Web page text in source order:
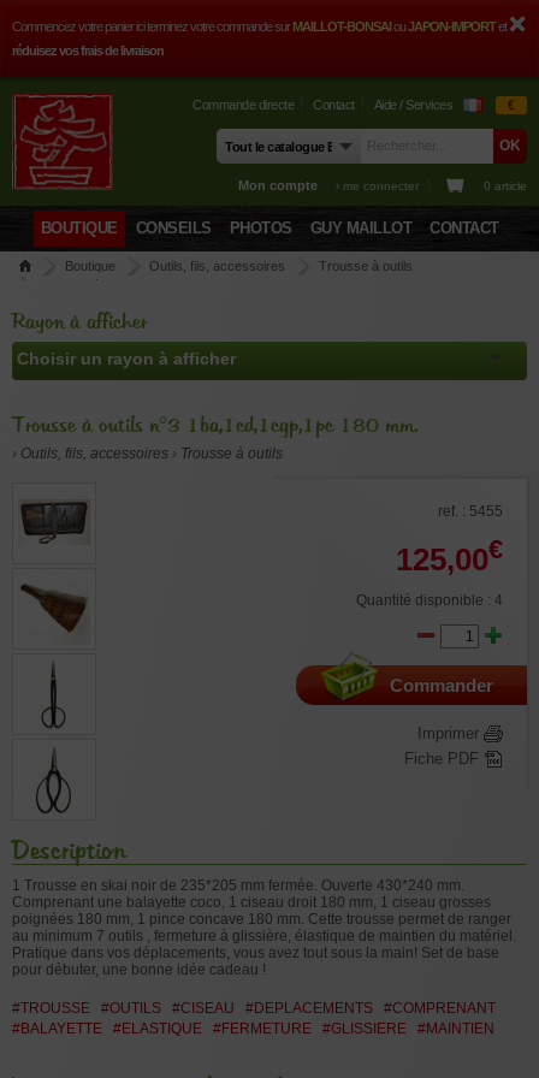
Commencez votre panier ici terminez votre commande surMAILLOT-BONSAIouJAPON-IMPORTet
réduisez vos frais de livraison
Commande directe Contact Aide / Services €
Mon compte › me connecter 0 article
BOUTIQUE CONSEILS PHOTOS GUY MAILLOT CONTACT
Boutique Outils, fils, accessoires
Trousse à outils
Trousse à outils n°3 1ba,1cd,1cgp,1pc 180 mm.
Rayon à afficher
Trousse à outils n°3 1ba,1cd,1cgp,1pc 180 mm.
› Outils, fils, accessoires › Trousse à outils
ref. : 5455
125,00€
Quantité disponible : 4
Commander
Imprimer
Fiche PDF
Description
1 Trousse en skai noir de 235*205 mm fermée. Ouverte 430*240 mm.
Comprenant une balayette coco, 1 ciseau droit 180 mm, 1 ciseau grosses
poignées 180 mm, 1 pince concave 180 mm. Cette trousse permet de ranger
au minimum 7 outils , fermeture à glissière, élastique de maintien du matériel.
Pratique dans vos déplacements, vous avez tout sous la main! Set de base
pour débuter, une bonne idée cadeau !
#TROUSSE #OUTILS #CISEAU #DEPLACEMENTS
#COMPRENANT
#BALAYETTE
#ELASTIQUE #FERMETURE #GLISSIERE #MAINTIEN